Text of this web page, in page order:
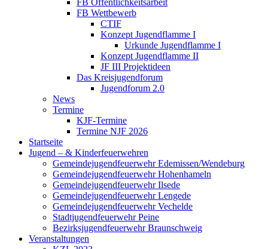
FB Wettbewerb
CTIF
Konzept Jugendflamme I
Urkunde Jugendflamme I
Konzept Jugendflamme II
JF III Projektideen
Das Kreisjugendforum
Jugendforum 2.0
News
Termine
KJF-Termine
Termine NJF 2026
Startseite
Jugend – & Kinderfeuerwehren
Gemeindejugendfeuerwehr Edemissen/Wendeburg
Gemeindejugendfeuerwehr Hohenhameln
Gemeindejugendfeuerwehr Ilsede
Gemeindejugendfeuerwehr Lengede
Gemeindejugendfeuerwehr Vechelde
Stadtjugendfeuerwehr Peine
Bezirksjugendfeuerwehr Braunschweig
Veranstaltungen